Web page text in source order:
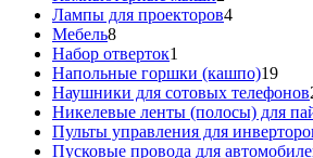
товара
Лампы для проекторов44
Мебель88
товаров
Набор отверток1
товар
Напольные горшки (кашпо)1919
Наушники для сотовых телефонов
Никелевые ленты (полосы) для
Пульты управления для
Пусковые провода для